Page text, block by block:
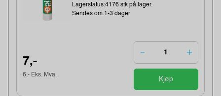
Lagerstatus:4176 stk på lager.
Sendes om:1-3 dager
7,-
6,- Eks. Mva.
Kjøp